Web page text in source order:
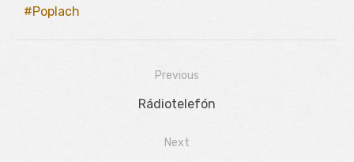
Poplach
Previous
Previous
Rádiotelefón
Next